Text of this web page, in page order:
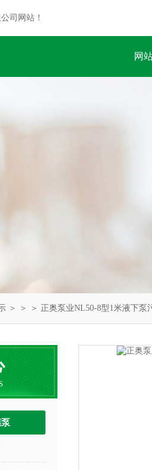
司网站！
网
＞ ＞ ＞ 正奥泵业NL50-8型1米液下泵